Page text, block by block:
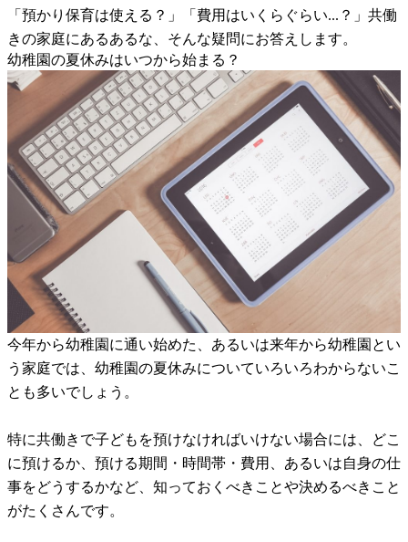
「預かり保育は使える？」「費用はいくらぐらい...？」共働
きの家庭にあるあるな、そんな疑問にお答えします。
幼稚園の夏休みはいつから始まる？
今年から幼稚園に通い始めた、あるいは来年から幼稚園とい
う家庭では、幼稚園の夏休みについていろいろわからないこ
とも多いでしょう。
特に共働きで子どもを預けなければいけない場合には、どこ
に預けるか、預ける期間・時間帯・費用、あるいは自身の仕
事をどうするかなど、知っておくべきことや決めるべきこと
がたくさんです。